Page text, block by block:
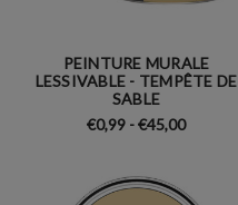
PEINTURE MURALE
LESSIVABLE - TEMPÊTE DE
SABLE
€0,99 - €45,00